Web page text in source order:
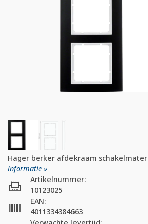
Hager berker afdekraam
informatie »
Artikelnummer:
10123025
EAN:
4011334384663